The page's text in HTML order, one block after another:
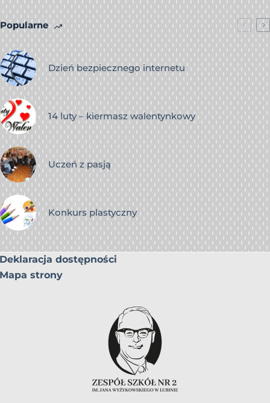
Popularne
Dzień bezpiecznego internetu
14 luty – kiermasz walentynkowy
Uczeń z pasją
Konkurs plastyczny
Deklaracja dostępności
Mapa strony